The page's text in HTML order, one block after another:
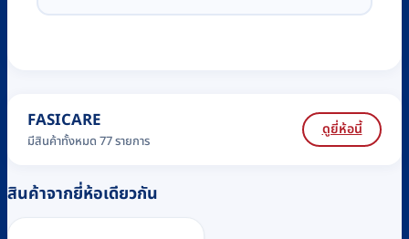
FASICARE
มีสินค้าทั้งหมด 77 รายการ
ดูยี่ห้อนี้
สินค้าจากยี่ห้อเดียวกัน